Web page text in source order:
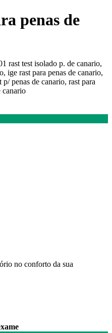
penas de
rast test isolado p. de canario,
ige rast para penas de canario,
p/ penas de canario, rast para
canario
no conforto da sua